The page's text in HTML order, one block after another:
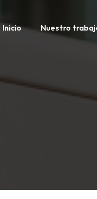
Inicio Nuestro